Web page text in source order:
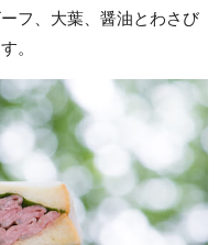
フ、大葉、醤油とわさび
。